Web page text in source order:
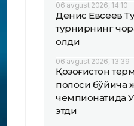
06 avgust 2026, 14:10
Денис Евсеев
турнирнинг
олди
06 avgust 2026, 13:39
Қозоғистон
полоси бўйича
чемпионатида
этди